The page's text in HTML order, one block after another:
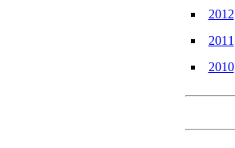
2012
2011
2010